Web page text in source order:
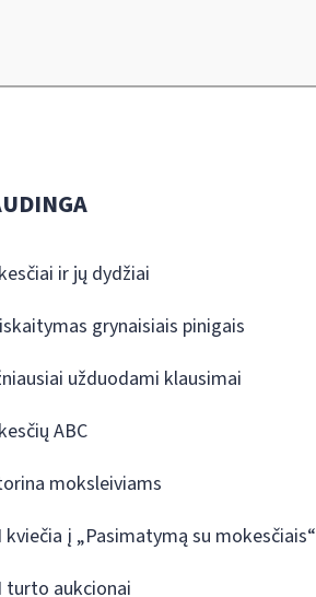
ir jų dydžiai
grynaisiais pinigais
užduodami klausimai
ABC
moksleiviams
kviečia į „Pasimatymą su mokesčiais“
turto aukcionai